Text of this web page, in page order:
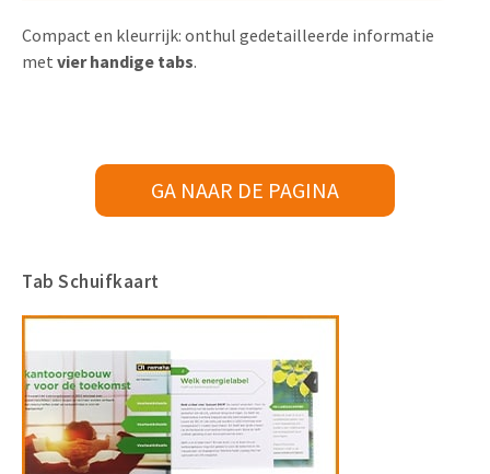
Compact en kleurrijk: onthul gedetailleerde informatie
met vier handige tabs.
GA NAAR DE PAGINA
Tab Schuifkaart